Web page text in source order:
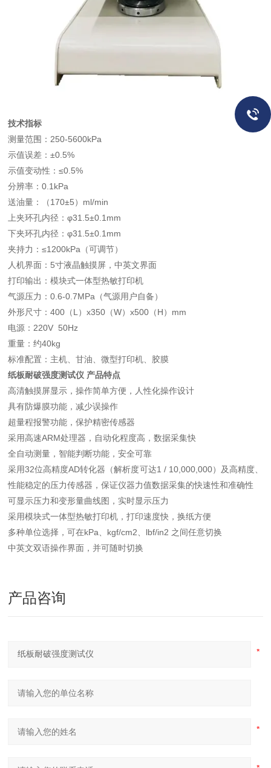
技术指标
测量范围：250-5600kPa
示值误差：±0.5%
示值变动性：≤0.5%
分辨率：0.1kPa
送油量：（170±5）ml/min
上夹环孔内径：φ31.5±0.1mm
下夹环孔内径：φ31.5±0.1mm
夹持力：≤1200kPa（可调节）
人机界面：5寸液晶触摸屏，中英文界面
打印输出：模块式一体型热敏打印机
气源压力：0.6-0.7MPa（气源用户自备）
外形尺寸：400（L）x350（W）x500（H）mm
电源：220V 50Hz
重量：约40kg
标准配置：主机、甘油、微型打印机、胶膜
纸板耐破强度测试仪 产品特点
高清触摸屏显示，操作简单方便，人性化操作设计
具有防爆膜功能，减少误操作
超量程报警功能，保护精密传感器
采用高速ARM处理器，自动化程度高，数据采集快
全自动测量，智能判断功能，安全可靠
采用32位高精度AD转化器（解析度可达1 / 10,000,000）及高精度、
性能稳定的压力传感器，保证仪器力值数据采集的快速性和准确性
可显示压力和变形量曲线图，实时显示压力
采用模块式一体型热敏打印机，打印速度快，换纸方便
多种单位选择，可在kPa、kgf/cm2、lbf/in2 之间任意切换
中英文双语操作界面，并可随时切换
产品咨询